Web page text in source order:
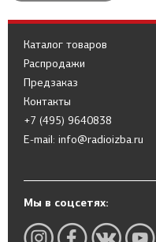
Каталог товаров
Распродажи
Предзаказ
Контакты
+7 (495) 9640838
E-mail: info@radioizba.ru
Мы в соцсетях: